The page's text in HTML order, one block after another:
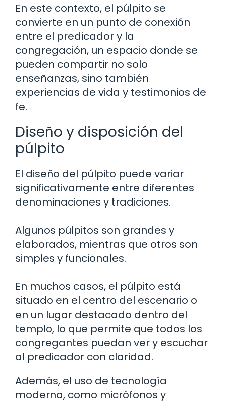
En este contexto, el púlpito se
convierte en un punto de conexión
entre el predicador y la
congregación, un espacio donde se
pueden compartir no solo
enseñanzas, sino también
experiencias de vida y testimonios de
fe.
Diseño y disposición del
púlpito
El diseño del púlpito puede variar
significativamente entre diferentes
denominaciones y tradiciones.
Algunos púlpitos son grandes y
elaborados, mientras que otros son
simples y funcionales.
En muchos casos, el púlpito está
situado en el centro del escenario o
en un lugar destacado dentro del
templo, lo que permite que todos los
congregantes puedan ver y escuchar
al predicador con claridad.
Además, el uso de tecnología
moderna, como micrófonos y